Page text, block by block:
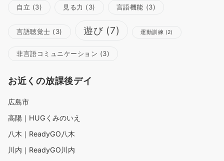
自立 (3) 見る力 (3) 言語機能 (3)
言語聴覚士 (3) 遊び(7) 運動訓練 (2)
非言語コミュニケーション (3)
お近くの放課後デイ
広島市
高陽｜HUGくみのいえ
八木｜ReadyGO八木
川内｜ReadyGO川内